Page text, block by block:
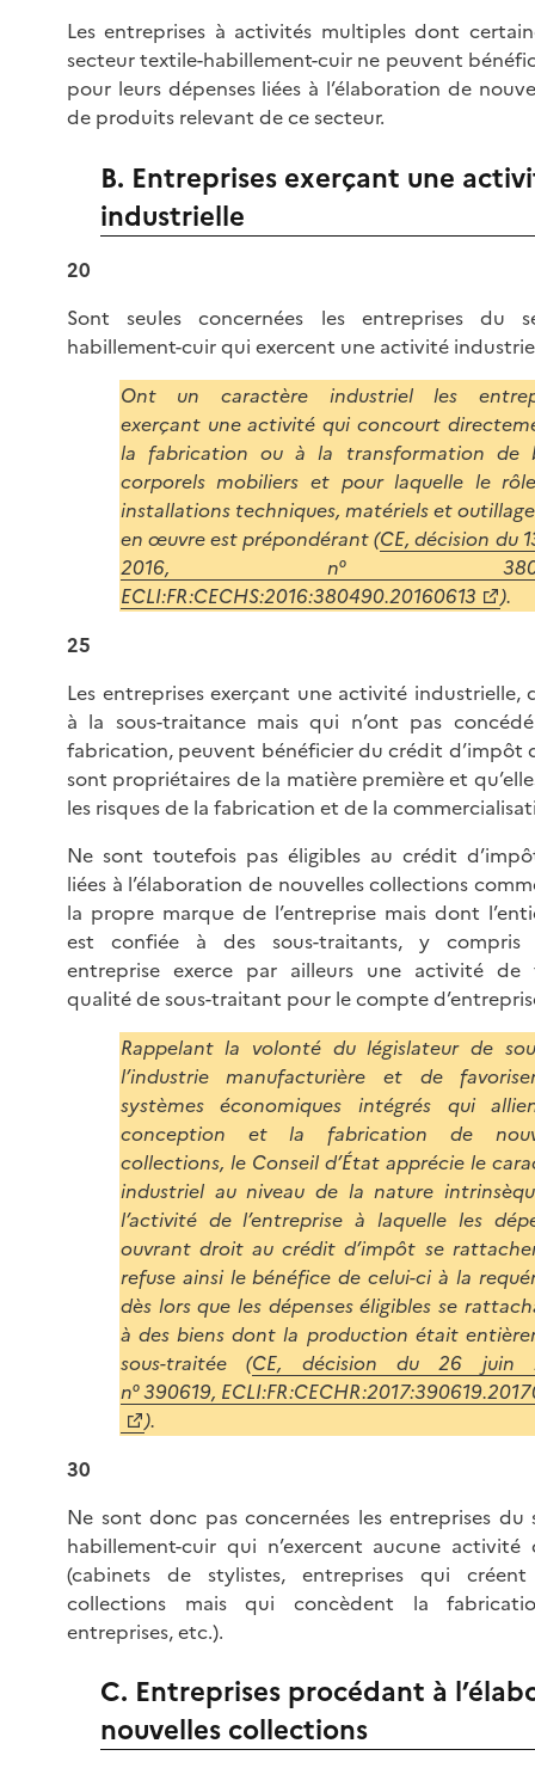
Les entreprises à activités multiples dont
secteur textile-habillement-cuir ne peuvent
pour leurs dépenses liées à l’élaboration de
de produits relevant de ce secteur.
B. Entreprises exerçant une
industrielle
20
Sont seules concernées les entreprises du
habillement-cuir qui exercent une activité
Ont un caractère industriel les
exerçant une activité qui concourt
la fabrication ou à la transformation de
corporels mobiliers et pour laquelle le
installations techniques, matériels et
en œuvre est prépondérant (CE, décision du
2016, n°
ECLI:FR:CECHS:2016:380490.20160613
).
25
Les entreprises exerçant une activité industrielle,
à la sous-traitance mais qui n’ont pas
fabrication, peuvent bénéficier du crédit d’impôt
sont propriétaires de la matière première et
les risques de la fabrication et de la
Ne sont toutefois pas éligibles au crédit
liées à l’élaboration de nouvelles collections
la propre marque de l’entreprise mais dont
est confiée à des sous-traitants, y compris
entreprise exerce par ailleurs une activité de
qualité de sous-traitant pour le compte
Rappelant la volonté du législateur de
l’industrie manufacturière et de
systèmes économiques intégrés qui
conception et la fabrication de
collections, le Conseil d’État apprécie le
industriel au niveau de la nature
l’activité de l’entreprise à laquelle les
ouvrant droit au crédit d’impôt se
refuse ainsi le bénéfice de celui-ci à la
dès lors que les dépenses éligibles se
à des biens dont la production était
sous-traitée (CE, décision du 26 juin
n° 390619,
).
30
Ne sont donc pas concernées les entreprises du
habillement-cuir qui n’exercent aucune
(cabinets de stylistes, entreprises qui
collections mais qui concèdent la
entreprises, etc.).
C. Entreprises procédant à
nouvelles collections